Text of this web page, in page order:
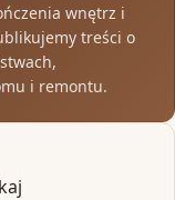
wnętrz i
treści o
i remontu.